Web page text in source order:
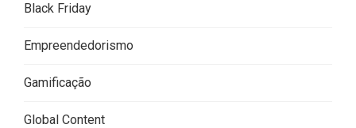
Black Friday
Empreendedorismo
Gamificação
Global Content